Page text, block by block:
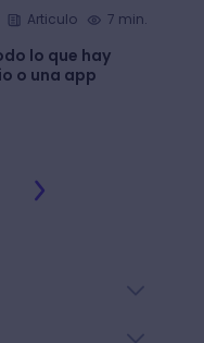
Articulo 7 min.
lo que hay
o una app